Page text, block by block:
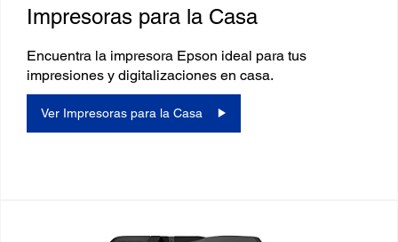
Impresoras para la Casa
Encuentra la impresora Epson ideal para tus
impresiones y digitalizaciones en casa.
Ver Impresoras para la Casa